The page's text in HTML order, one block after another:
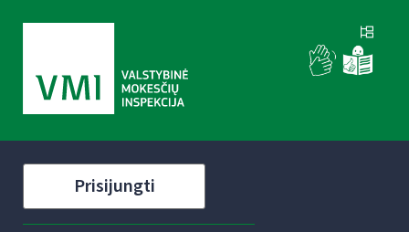
Prisijungti